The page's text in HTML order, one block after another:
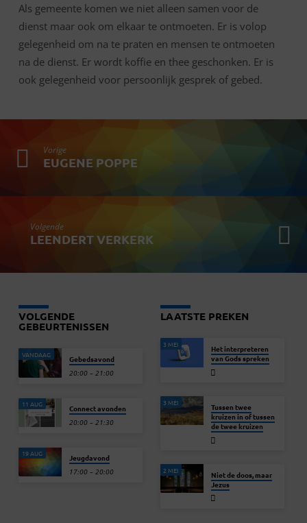
Als gemeente komen we niet alleen samen voor de
dienst maar ook om elkaar te ontmoeten. Er is volop
gelegenheid om na te praten en mensen te ontmoeten
na de dienst. Er wordt koffie en thee geschonken. Er is
ook gelegenheid voor persoonlijk gesprek of gebed.
Vorige
EUGENE POPPE
Volgende
LEENDERT VERKERK
VOLGENDE
GEBEURTENISSEN
VANDAAG Gebedsavond
20:00 – 21:00
11 AUG Connect avonden
20:00 – 21:30
19 AUG Jeugdavond
17:00 – 20:00
LAATSTE PREKEN
3 MEI
Het interpreteren
van Gods spreken
3 MEI
Tussen twee
kruizen in of tussen
de twee kruizen
2 MEI
Niet de doos, maar
Jezus